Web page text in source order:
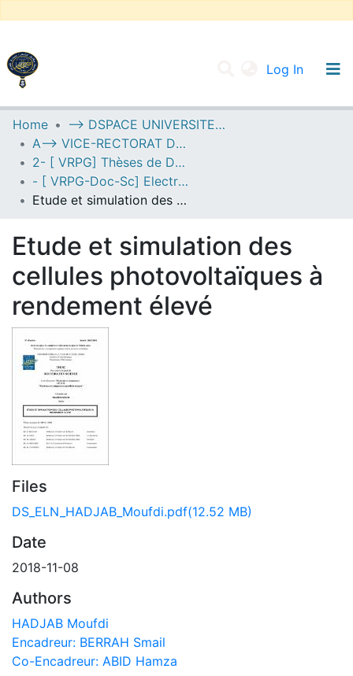
Log In
UNIVERSITY OF D.L SIDI BEL ABBES
Communities & Collections
All of DSpace
Statistics
Home
--> DSPACE UNIVERSITE DJILALLI LIABES DE SIDI BEL ABBES
A--> VICE-RECTORAT DE LA POST-GRADUATION
2- [ VRPG] Thèses de Doctorat en Sciences
- [ VRPG-Doc-Sc] Electronique --- إلكترونيك
Etude et simulation des cellules photovoltaïques à rendement élevé
Etude et simulation des
cellules photovoltaïques à
rendement élevé
Files
DS_ELN_HADJAB_Moufdi.pdf(12.52 MB)
Date
2018-11-08
Authors
HADJAB Moufdi
Encadreur: BERRAH Smail
Co-Encadreur: ABID Hamza